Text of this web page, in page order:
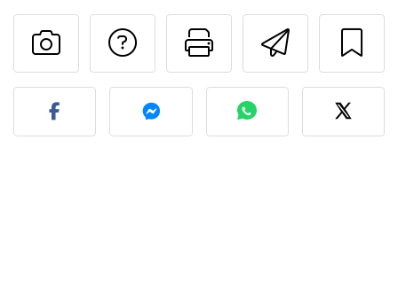
Imprimer
Poser une
Publier votre photo de